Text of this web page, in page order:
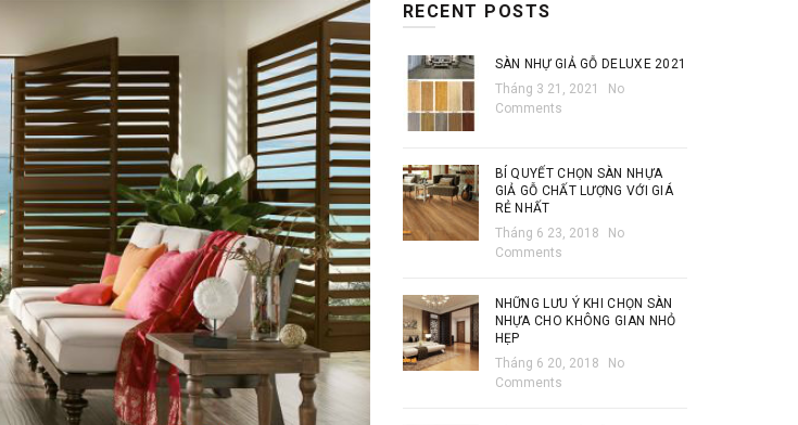
RECENT POSTS
SÀN NHỰ GIẢ GỖ DELUXE 2021
Tháng 3 21, 2021
No
Comments
BÍ QUYẾT CHỌN SÀN NHỰA
GIẢ GỖ CHẤT LƯỢNG VỚI GIÁ
RẺ NHẤT
Tháng 6 23, 2018
No
Comments
NHỮNG LƯU Ý KHI CHỌN SÀN
NHỰA CHO KHÔNG GIAN NHỎ
HẸP
Tháng 6 20, 2018
No
Comments